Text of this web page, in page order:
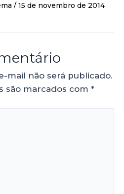
/ 15 de novembro de 2014
mail não será publicado.
são marcados com *